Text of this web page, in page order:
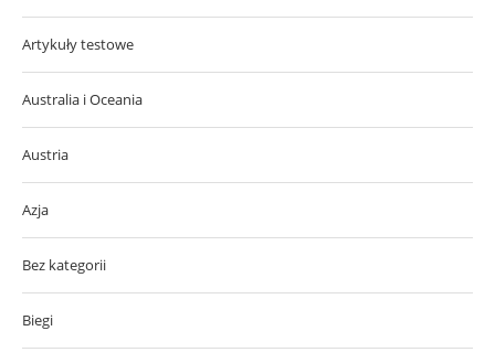
Artykuły testowe
Australia i Oceania
Austria
Azja
Bez kategorii
Biegi